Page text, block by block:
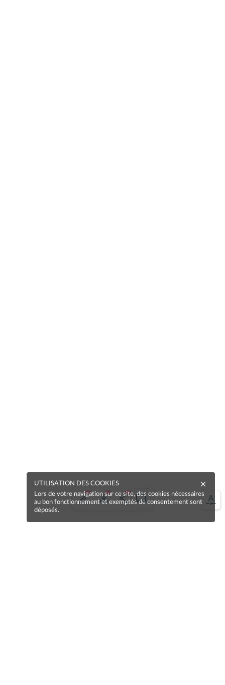
UTILISATION DES COOKIES
Lors de votre navigation sur ce site, des cookies nécessaires
au bon fonctionnement et exemptés de consentement sont
déposés.